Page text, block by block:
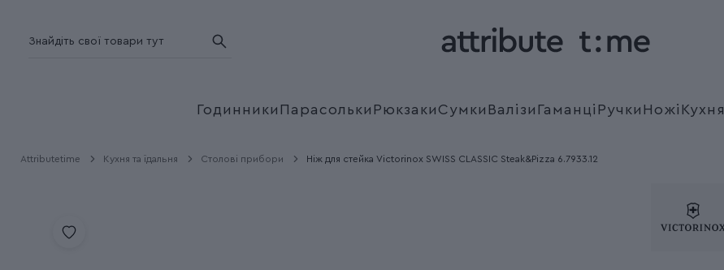
Годинники Парасольки Рюкзаки Сумки Валізи Гаманці Ручки Ножі Кухня
Attributetime Кухня та їдальня Столові прибори Ніж для стейка Victorinox SWISS CLASSIC Steak&Pizza 6.7933.12